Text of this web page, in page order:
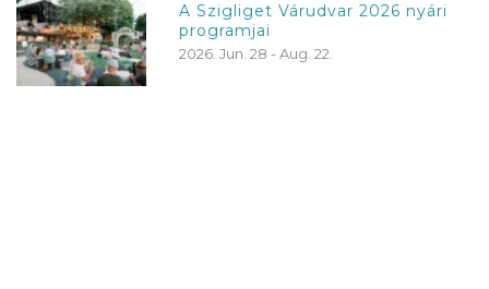
A Szigliget Várudvar 2026 nyári
programjai
2026. Jun. 28 - Aug. 22.